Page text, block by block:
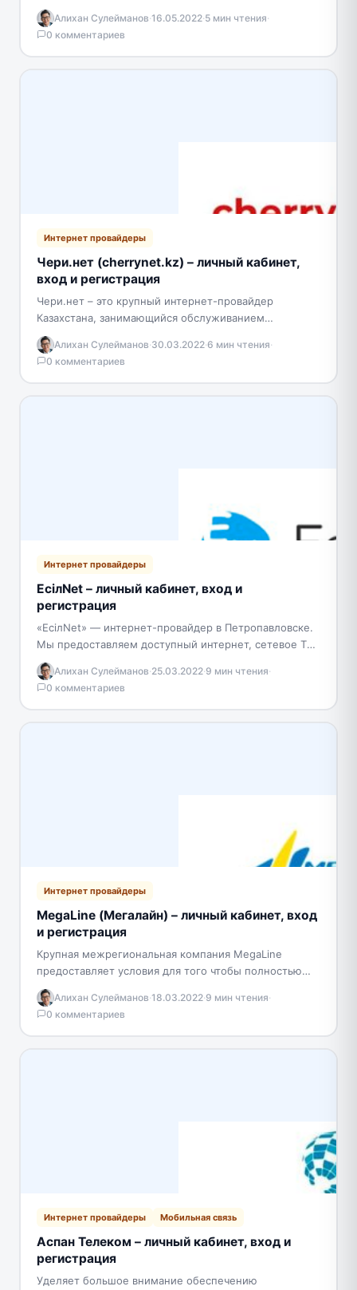
и Качаре. WiFi-роутер однократно предоставляется в
бесплатное пользование исключительно владельцам
помещений. Для…
Алихан Сулейманов·16.05.2022·5 мин чтения·
0 комментариев
Интернет провайдеры
Чери.нет (cherrynet.kz) – личный кабинет,
вход и регистрация
Чери.нет – это крупный интернет-провайдер
Казахстана, занимающийся обслуживанием
населения на территории Шахтинска, Абая, Сарани,
посёлков Шахана, Топара, Актаса, Новодолинки,
Восьмидомиков, Агрогородка. В…
Алихан Сулейманов·30.03.2022·6 мин чтения·
0 комментариев
Интернет провайдеры
ЕсiлNet – личный кабинет, вход и
регистрация
«ЕсiлNet» — интернет-провайдер в Петропавловске.
Мы предоставляем доступный интернет, сетевое ТВ,
видео по запросу (VoD), высокоскоростной обмен
файлами по городской сети DC++,…
Алихан Сулейманов·25.03.2022·9 мин чтения·
0 комментариев
Интернет провайдеры
MegaLine (Мегалайн) – личный кабинет, вход
и регистрация
Крупная межрегиональная компания MegaLine
предоставляет условия для того чтобы полностью
раскрыть возможности рынка
телекоммуникационных услуг. Фирма предоставляет
услуги телефонной связи и интернета,…
Алихан Сулейманов·18.03.2022·9 мин чтения·
0 комментариев
Интернет провайдеры Мобильная связь
Аспан Телеком – личный кабинет, вход и
регистрация
Уделяет большое внимание обеспечению